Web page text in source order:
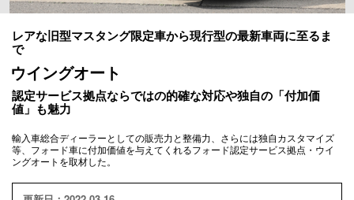
レアな旧型マスタング限定車から現行型の最新車両に至るま
で
ウイングオート
認定サービス拠点ならではの的確な対応や独自の「付加価
値」も魅力
輸入車総合ディーラーとしての販売力と整備力、さらには独自カスタマイズ
等、フォード車に付加価値を与えてくれるフォード認定サービス拠点・ウイ
ングオートを取材した。